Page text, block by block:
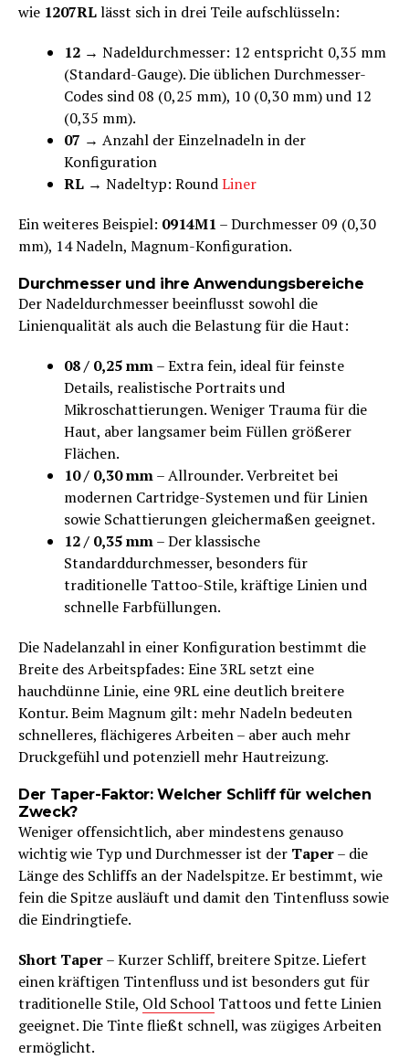
wie 1207RLlässt sich in drei Teile aufschlüsseln:
12 → Nadeldurchmesser: 12 entspricht 0,35 mm
(Standard-Gauge). Die üblichen Durchmesser-
Codes sind 08 (0,25 mm), 10 (0,30 mm) und 12
(0,35 mm).
07 → Anzahl der Einzelnadeln in der
Konfiguration
RL → Nadeltyp: RoundLiner
Ein weiteres Beispiel: 0914M1 – Durchmesser 09 (0,30
mm), 14 Nadeln, Magnum-Konfiguration.
Durchmesser und ihre Anwendungsbereiche
Der Nadeldurchmesser beeinflusst sowohl die
Linienqualität als auch die Belastung für die Haut:
08 / 0,25 mm– Extra fein, ideal für feinste
Details, realistische Portraits und
Mikroschattierungen. Weniger Trauma für die
Haut, aber langsamer beim Füllen größerer
Flächen.
10 / 0,30 mm– Allrounder. Verbreitet bei
modernen Cartridge-Systemen und für Linien
sowie Schattierungen gleichermaßen geeignet.
12 / 0,35 mm– Der klassische
Standarddurchmesser, besonders für
traditionelle Tattoo-Stile, kräftige Linien und
schnelle Farbfüllungen.
Die Nadelanzahl in einer Konfiguration bestimmt die
Breite des Arbeitspfades: Eine 3RL setzt eine
hauchdünne Linie, eine 9RL eine deutlich breitere
Kontur. Beim Magnum gilt: mehr Nadeln bedeuten
schnelleres, flächigeres Arbeiten – aber auch mehr
Druckgefühl und potenziell mehr Hautreizung.
Der Taper-Faktor: Welcher Schliff für welchen
Zweck?
Weniger offensichtlich, aber mindestens genauso
wichtig wie Typ und Durchmesser ist der Taper– die
Länge des Schliffs an der Nadelspitze. Er bestimmt, wie
fein die Spitze ausläuft und damit den Tintenfluss sowie
die Eindringtiefe.
Short Taper– Kurzer Schliff, breitere Spitze. Liefert
einen kräftigen Tintenfluss und ist besonders gut für
traditionelle Stile, Old School Tattoos und fette Linien
geeignet. Die Tinte fließt schnell, was zügiges Arbeiten
ermöglicht.